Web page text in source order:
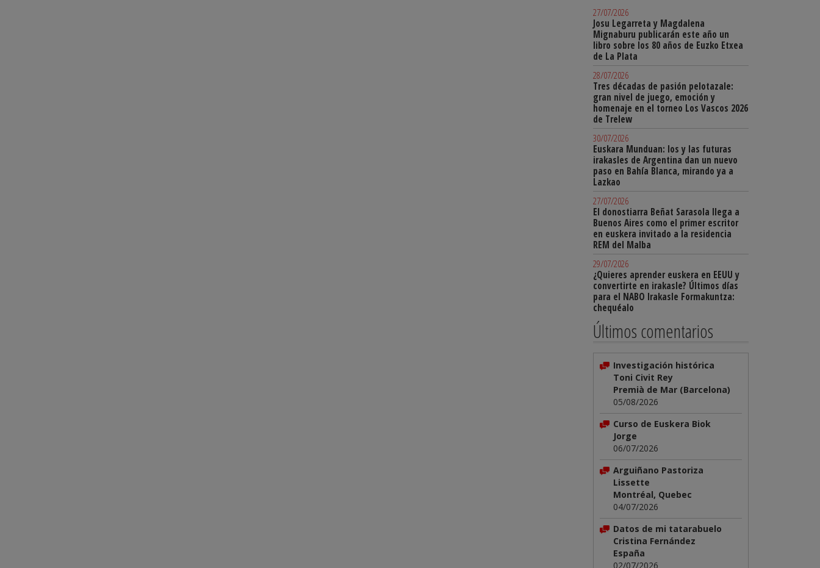
27/07/2026
Josu Legarreta y Magdalena
Mignaburu publicarán este año un
libro sobre los 80 años de Euzko Etxea
de La Plata
28/07/2026
Tres décadas de pasión pelotazale:
gran nivel de juego, emoción y
homenaje en el torneo Los Vascos 2026
de Trelew
30/07/2026
Euskara Munduan: los y las futuras
irakasles de Argentina dan un nuevo
paso en Bahía Blanca, mirando ya a
Lazkao
27/07/2026
El donostiarra Beñat Sarasola llega a
Buenos Aires como el primer escritor
en euskera invitado a la residencia
REM del Malba
29/07/2026
¿Quieres aprender euskera en EEUU y
convertirte en irakasle? Últimos días
para el NABO Irakasle Formakuntza:
chequéalo
Últimos comentarios
Investigación histórica
Toni Civit Rey
Premià de Mar (Barcelona)
05/08/2026
Curso de Euskera Biok
Jorge
06/07/2026
Arguiñano Pastoriza
Lissette
Montréal, Quebec
04/07/2026
Datos de mi tatarabuelo
Cristina Fernández
España
02/07/2026